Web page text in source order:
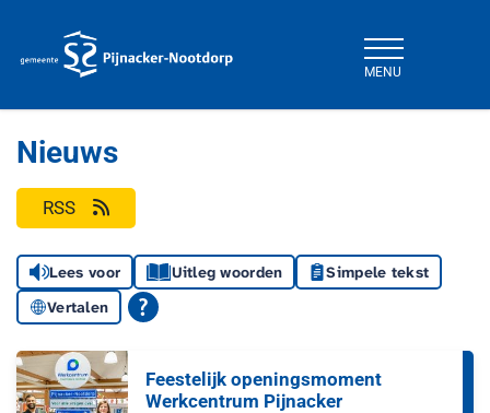
MENU
Nieuws
RSS
Lees voor Uitleg woorden
Simpele tekst
Vertalen
Feestelijk openingsmoment
Werkcentrum Pijnacker